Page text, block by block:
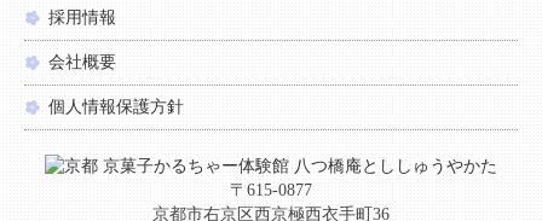
採用情報
会社概要
個人情報保護方針
〒615-0877
京都市右京区西京極西衣手町36